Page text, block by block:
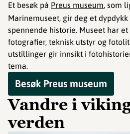
Et besøk på Preus museum, som
Marinemuseet, gir deg et
spennende historie. Museet har
fotografier, teknisk utstyr og
utstillinger gir innsikt i
tema.
Besøk Preus museum
Vandre i
verden